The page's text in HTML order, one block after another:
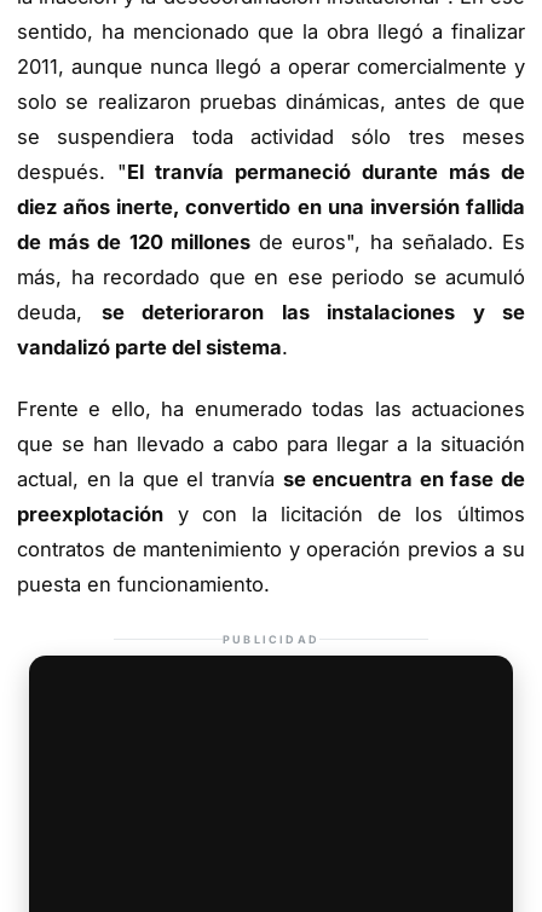
sentido, ha mencionado que la obra llegó a finalizar
2011, aunque nunca llegó a operar comercialmente y
solo se realizaron pruebas dinámicas, antes de que
se suspendiera toda actividad sólo tres meses
después. "El tranvía permaneció durante más de
diez años inerte, convertido en una inversión fallida
de más de 120 millonesde euros", ha señalado. Es
más, ha recordado que en ese periodo se acumuló
deuda, se deterioraron las instalaciones y se
vandalizó parte del sistema.
Frente e ello, ha enumerado todas las actuaciones
que se han llevado a cabo para llegar a la situación
actual, en la que el tranvía se encuentra en fase de
preexplotación y con la licitación de los últimos
contratos de mantenimiento y operación previos a su
puesta en funcionamiento.
PUBLICIDAD